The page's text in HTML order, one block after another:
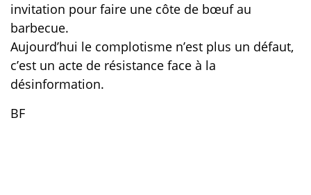
invitation pour faire une côte de bœuf au
barbecue.
Aujourd’hui le complotisme n’est plus un défaut,
c’est un acte de résistance face à la
désinformation.
BF